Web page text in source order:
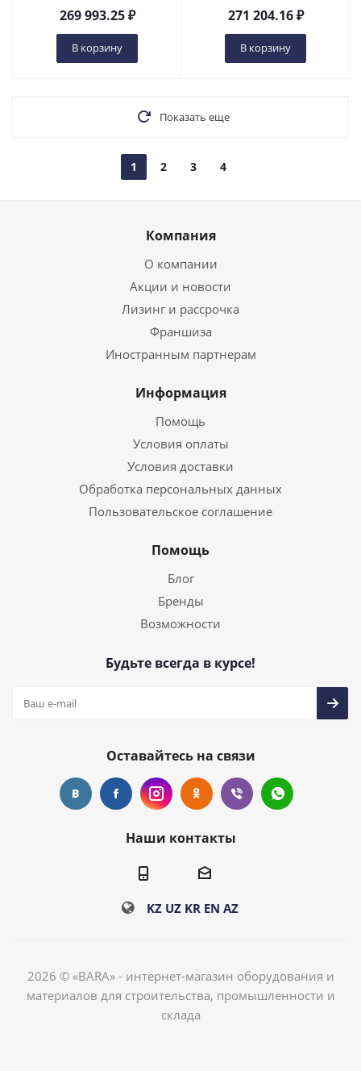
269 993.25₽
В корзину
271 204.16₽
В корзину
Показать еще
1 2 3 4
Компания
О компании
Акции и новости
Лизинг и рассрочка
Франшиза
Иностранным партнерам
Информация
Помощь
Условия оплаты
Условия доставки
Обработка персональных данных
Пользовательское соглашение
Помощь
Блог
Бренды
Возможности
Будьте всегда в курсе!
Оставайтесь на связи
Наши контакты
KZ UZ KR EN AZ
2026 © «BARA» - интернет-магазин оборудования и
материалов для строительства, промышленности и
склада